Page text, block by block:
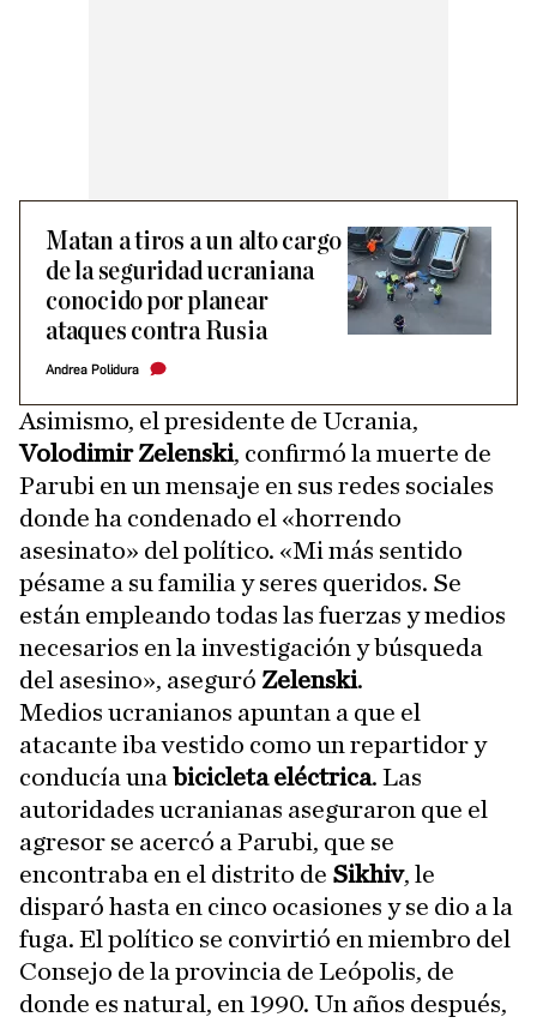
Matan a tiros a un alto cargo
de la seguridad ucraniana
conocido por planear
ataques contra Rusia
Andrea Polidura
Asimismo, el presidente de Ucrania,
Volodimir Zelenski, confirmó la muerte de
Parubi en un mensaje en sus redes sociales
donde ha condenado el «horrendo
asesinato» del político. «Mi más sentido
pésame a su familia y seres queridos. Se
están empleando todas las fuerzas y medios
necesarios en la investigación y búsqueda
del asesino», aseguró Zelenski.
Medios ucranianos apuntan a que el
atacante iba vestido como un repartidor y
conducía una bicicleta eléctrica. Las
autoridades ucranianas aseguraron que el
agresor se acercó a Parubi, que se
encontraba en el distrito de Sikhiv, le
disparó hasta en cinco ocasiones y se dio a la
fuga. El político se convirtió en miembro del
Consejo de la provincia de Leópolis, de
donde es natural, en 1990. Un años después,